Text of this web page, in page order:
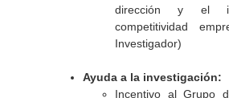
dirección y el
competitividad
Investigador)
Ayuda a la investigación:
Incentivo al Grupo